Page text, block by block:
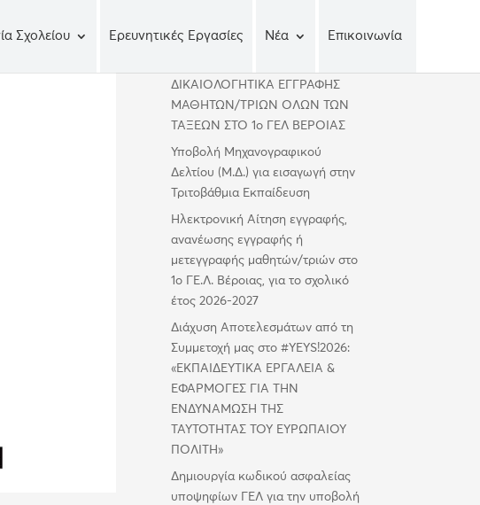
Σχολείου Ερευνητικές Εργασίες Νέα Επικοινωνία
ΔΙΚΑΙΟΛΟΓΗΤΙΚΑ ΕΓΓΡΑΦΗΣ
ΜΑΘΗΤΩΝ/ΤΡΙΩΝ ΟΛΩΝ ΤΩΝ
ΤΑΞΕΩΝ ΣΤΟ 1ο ΓΕΛ ΒΕΡΟΙΑΣ
Υποβολή Μηχανογραφικού
Δελτίου (Μ.Δ.) για εισαγωγή στην
Τριτοβάθμια Εκπαίδευση
Ηλεκτρονική Αίτηση εγγραφής,
ανανέωσης εγγραφής ή
μετεγγραφής μαθητών/τριών στο
1ο ΓΕ.Λ. Βέροιας, για το σχολικό
έτος 2026-2027
Διάχυση Αποτελεσμάτων από τη
Συμμετοχή μας στο #YEYS!2026:
«ΕΚΠΑΙΔΕΥΤΙΚΑ ΕΡΓΑΛΕΙΑ &
ΕΦΑΡΜΟΓΕΣ ΓΙΑ ΤΗΝ
ΕΝΔΥΝΑΜΩΣΗ ΤΗΣ
ΤΑΥΤΟΤΗΤΑΣ ΤΟΥ ΕΥΡΩΠΑΙΟΥ
ΠΟΛΙΤΗ»
Δημιουργία κωδικού ασφαλείας
υποψηφίων ΓΕΛ για την υποβολή